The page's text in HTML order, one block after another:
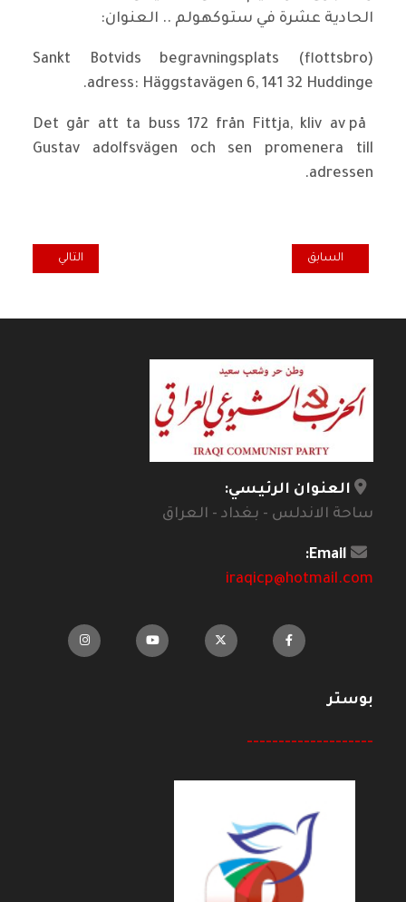
الحادية عشرة في ستوكهولم .. العنوان:
Sankt Botvids begravningsplats (flottsbro)
adress: Häggstavägen 6, 141 32 Huddinge.
Det går att ta buss 172 från Fittja, kliv av på
Gustav adolfsvägen och sen promenera till
adressen.
المقال السابق: مواساة منظمة الحزب في السويد برحيل الفقيد زهير
السابق المقال التالي:
التالي
العنوان الرئيسي:
ساحة الاندلس - بغداد - العراق
Email:
iraqicp@hotmail.com
بوستر
--------------------